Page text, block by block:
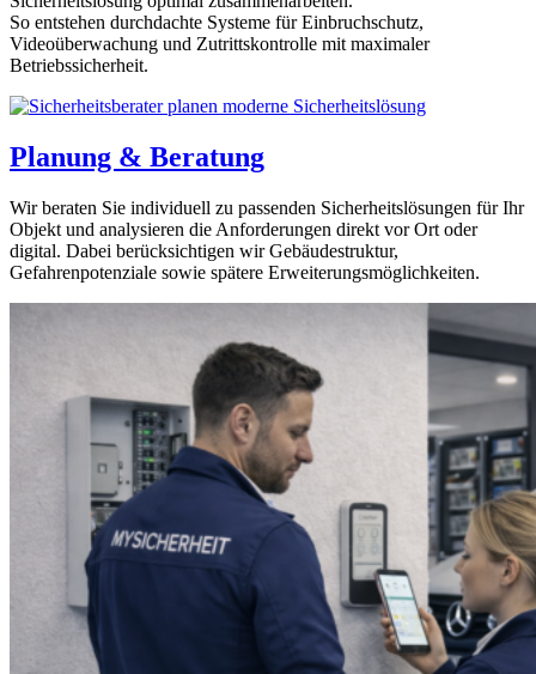
So entstehen durchdachte Systeme für Einbruchschutz,
Videoüberwachung und Zutrittskontrolle mit maximaler
Betriebssicherheit.
Planung & Beratung
Wir beraten Sie individuell zu passenden Sicherheitslösungen für Ihr
Objekt und analysieren die Anforderungen direkt vor Ort oder
digital. Dabei berücksichtigen wir Gebäudestruktur,
Gefahrenpotenziale sowie spätere Erweiterungsmöglichkeiten.